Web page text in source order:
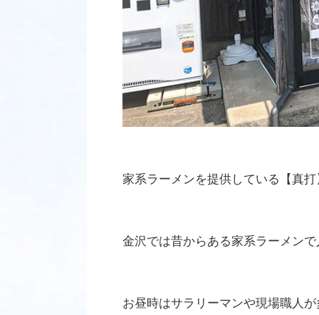
家系ラーメンを提供している【真打
金沢では昔からある家系ラーメン
お昼時はサラリーマンや現場職人